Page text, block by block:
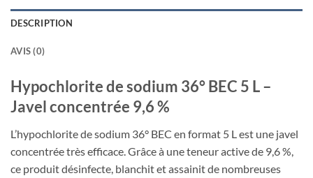
DESCRIPTION
AVIS (0)
Hypochlorite de sodium 36° BEC 5 L –
Javel concentrée 9,6 %
L’hypochlorite de sodium 36° BEC en format 5 L est une javel
concentrée très efficace. Grâce à une teneur active de 9,6 %,
ce produit désinfecte, blanchit et assainit de nombreuses